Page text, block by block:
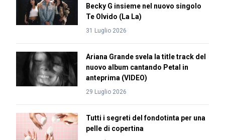
Becky G insieme nel nuovo singolo
Te Olvido (La La)
31 Luglio 2026
Ariana Grande svela la title track del
nuovo album cantando Petal in
anteprima (VIDEO)
29 Luglio 2026
Tutti i segreti del fondotinta per una
pelle di copertina